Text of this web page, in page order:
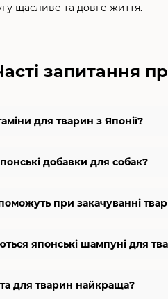
щасливе та довге життя.
запитання
для тварин з Японії?
добавки для собак?
при закачуванні
японські шампуні для
для тварин найкраща?